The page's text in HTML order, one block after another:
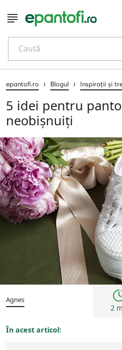
Caută
epantofi.ro › Blogul › Inspirații și
5 idei pentru
neobișnuiți
Agnes
2
În acest articol: